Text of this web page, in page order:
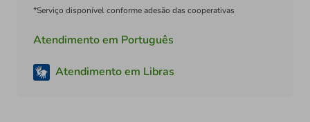
*Serviço disponível conforme adesão das cooperativas
Atendimento em Português
Atendimento em Libras